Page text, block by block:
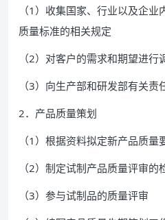
（1）收集国家、行业以及企
质量标准的相关规定
（2）对客户的需求和期望进行
（3）向生产部和研发部有关
2．产品质量策划
（1）根据资料拟定新产品质量
（2）制定试制产品质量评审的
（3）参与试制品的质量评审